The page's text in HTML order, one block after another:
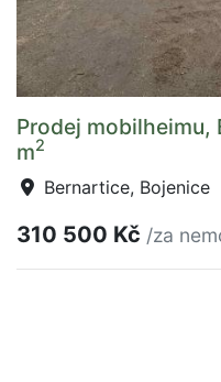
Prodej
m2
Bernartice, Bojenice
310 500 Kč /za